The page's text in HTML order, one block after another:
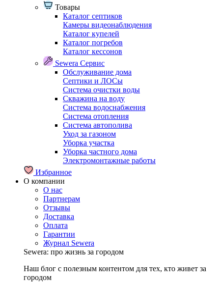
Товары
Каталог септиков
Камеры видеонаблюдения
Каталог купелей
Каталог погребов
Каталог кессонов
Sewera Сервис
Обслуживание дома
Септики и ЛОСы
Система очистки воды
Скважина на воду
Система водоснабжения
Система отопления
Система автополива
Уход за газоном
Уборка участка
Уборка частного дома
Электромонтажные работы
Избранное
О компании
О нас
Партнерам
Отзывы
Доставка
Оплата
Гарантии
Журнал Sewera
Sewera: про жизнь за городом
Наш блог c полезным контентом для тех, кто живет за
городом